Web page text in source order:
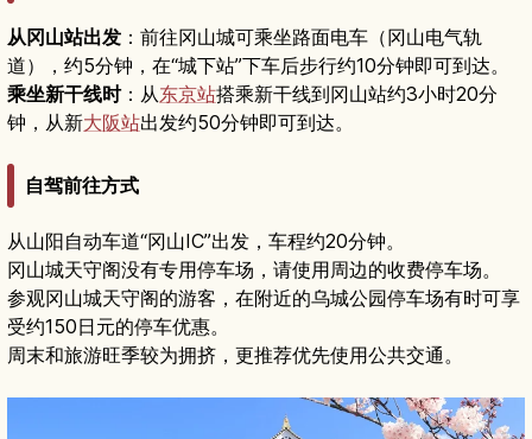
从冈山站出发 ：前往冈山城可乘坐路面电车（冈山电气轨
道），约5分钟，在“城下站”下车后步行约10分钟即可到达。
乘坐新干线时：从东京站搭乘新干线到冈山站约3小时20分
钟，从新大阪站出发约50分钟即可到达。
自驾前往方式
从山阳自动车道“冈山IC”出发，车程约20分钟。
冈山城天守阁没有专用停车场，请使用周边的收费停车场。
参观冈山城天守阁的游客，在附近的乌城公园停车场有时可享
受约150日元的停车优惠。
周末和旅游旺季较为拥挤，更推荐优先使用公共交通。